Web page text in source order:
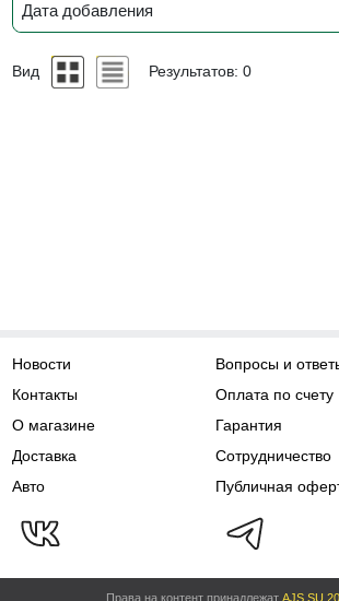
Дата добавления
Вид Результатов: 0
Новости
Контакты
О магазине
Доставка
Авто
Вопросы и
Оплата по счету
Гарантия
Сотрудничество
Публичная
Права на контент принадлежат AJS.SU